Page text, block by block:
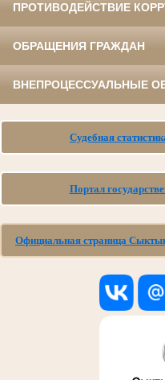
ПРОТИВОДЕЙСТВИЕ
ОБРАЩЕНИЯ ГРАЖДАН
ВНЕПРОЦЕССУАЛЬНЫЕ
Судебная
Портал
Официальная страница